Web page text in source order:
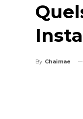
By Chaimae